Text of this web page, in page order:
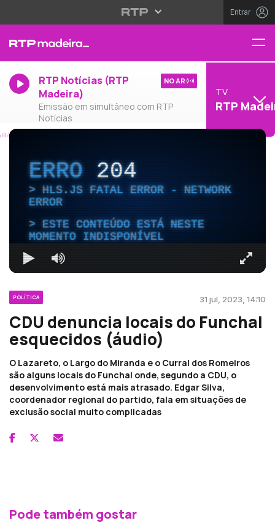
Entrar
RTP Notícias (RTP
Madeira)
Emissão em simultâneo com RTP
Notícias
NO AR
TV
RTP
ERRO204
HLS.JS FATAL ERROR - NETWORK
ERROR
ESTE CONTEÚDO ESTÁ NESTE
MOMENTO INDISPONÍVEL
POLÍTICA 31 jul, 2023, 14:10
CDU denuncia locais do Funchal
esquecidos (áudio)
O Lazareto, o Largo do Miranda e o Curral dos Romeiros
são alguns locais do Funchal onde, segundo a CDU, o
desenvolvimento está mais atrasado. Edgar Silva,
coordenador regional do partido, fala em situações de
exclusão social muito complicadas
Pode também gostar